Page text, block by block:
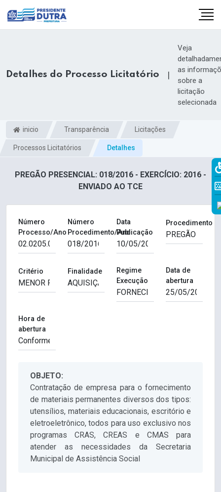
Detalhes do Processo Licitatório |
Veja
as
sobre a
licitação
selecionada
inicio Transparência Licitações
Processos Licitatórios Detalhes
PREGÃO PRESENCIAL: 018/2016 - EXERCÍCIO: 2016 -
ENVIADO AO TCE
Número
Processo/Ano
Número
Procedimento/Ano
Data
Publicação
Procedimento
Critério Finalidade
Regime
Execução
Data de
abertura
Hora de
abertura
OBJETO:
Contratação de empresa para o fornecimento
de materiais permanentes diversos dos tipos:
utensílios, materiais educacionais, escritório e
eletroeletrônico, todos para uso exclusivo nos
programas CRAS, CREAS e CMAS para
atender as necessidades da Secretaria
Municipal de Assistência Social